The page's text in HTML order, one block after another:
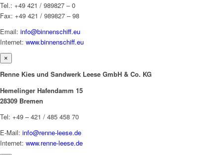
Tel.: +49 421 / 989827 – 0
Fax: +49 421 / 989827 – 98
Email: info@binnenschiff.eu
Internet: www.binnenschiff.eu
×
Renne Kies und Sandwerk Leese GmbH & Co. KG
Hemelinger Hafendamm 15
28309 Bremen
Tel: +49 – 421 / 485 458 70
E-Mail: info@renne-leese.de
Internet: www.renne-leese.de